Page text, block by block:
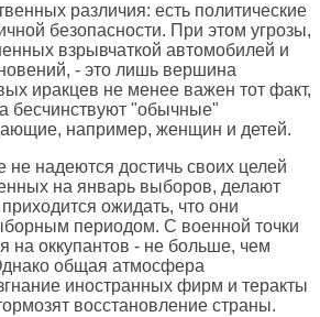
различия: есть политические
безопасности. При этом угрозы,
взрывчаткой автомобилей и
- это лишь вершина
иракцев не менее важен тот факт,
бесчинствуют "обычные"
например, женщин и детей.
не надеются достичь своих целей
на январь выборов, делают
ожидать, что они
периодом. С военной точки
на оккупантов - не больше, чем
общая атмосфера
иностранных фирм и теракты
восстановление страны.